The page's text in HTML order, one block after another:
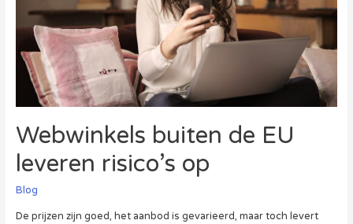
Webwinkels buiten de EU
leveren risico’s op
Blog
De prijzen zijn goed, het aanbod is gevarieerd, maar toch levert